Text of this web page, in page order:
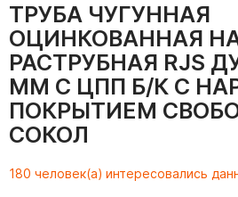
ТРУБА ЧУГУННАЯ
ОЦИНКОВАННАЯ
РАСТРУБНАЯ RJS
ММ С ЦПП Б/К С
ПОКРЫТИЕМ
СОКОЛ
180 человек(а) интересовались